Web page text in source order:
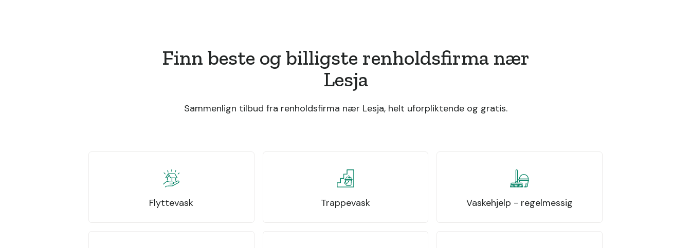
Finn beste og billigste renholdsfirma nær
Lesja
Sammenlign tilbud fra renholdsfirma nær Lesja, helt uforpliktende og gratis.
Flyttevask Trappevask Vaskehjelp - regelmessig